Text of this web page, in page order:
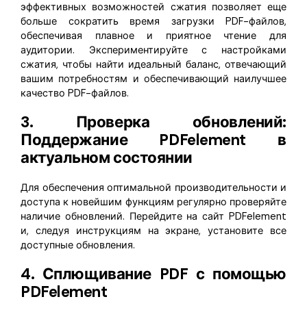
эффективных возможностей сжатия позволяет еще
больше сократить время загрузки PDF-файлов,
обеспечивая плавное и приятное чтение для
аудитории. Экспериментируйте с настройками
сжатия, чтобы найти идеальный баланс, отвечающий
вашим потребностям и обеспечивающий наилучшее
качество PDF-файлов.
3. Проверка обновлений:
Поддержание PDFelement в
актуальном состоянии
Для обеспечения оптимальной производительности и
доступа к новейшим функциям регулярно проверяйте
наличие обновлений. Перейдите на сайт PDFelement
и, следуя инструкциям на экране, установите все
доступные обновления.
4. Сплющивание PDF с помощью
PDFelement